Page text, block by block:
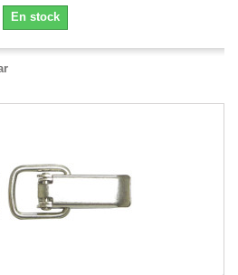
En stock